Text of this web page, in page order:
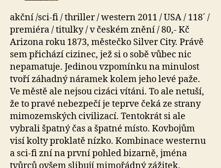
akční /sci-fi / thriller / western 2011 / USA / 118´ /
premiéra / titulky / v českém znění / 80,- Kč
Arizona roku 1873, městečko Silver City. Právě
sem přichází cizinec, jež si o sobě vůbec nic
nepamatuje. Jedinou vzpomínku na minulost
tvoří záhadný náramek kolem jeho levé paže.
Ve městě ale nejsou cizáci vítáni. To ale netuší,
že to pravé nebezpečí je teprve čeká ze strany
mimozemských civilizací. Tentokrát si ale
vybrali špatný čas a špatné místo. Kovbojům
visí kolty proklatě nízko. Kombinace westernu
a sci-fi zní na první pohled bizarně, jména
tvůrců ovšem slibují mimořádný zážitek.